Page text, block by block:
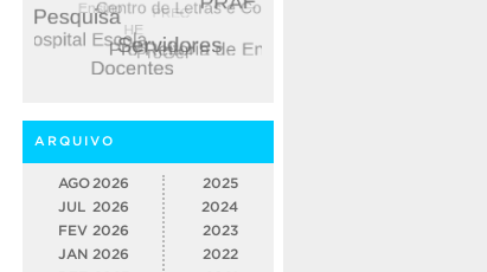
ARQUIVO
AGO 2026
JUL 2026
FEV 2026
JAN 2026
2025
2024
2023
2022